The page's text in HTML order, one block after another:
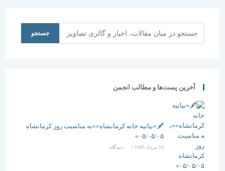
می رود
اقتصاد
بستگي دارد
دانشگاه
تهران و
جستجو
آخرین پست‌ها و مطالب انجمن
🖋️«بیانیه خانه کرمانشاه»«به مناسبت روز کرمانشاه
۰۵/۰۵/۰۵»
/ ۰ دیدگاه